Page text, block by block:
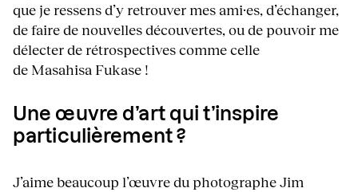
que je ressens d’y retrouver mes ami·es, d’échanger,
de faire de nouvelles découvertes, ou de pouvoir me
délecter de rétrospectives comme celle
de Masahisa Fukase !
Une œuvre d’art qui t’inspire
particulièrement ?
J’aime beaucoup l’œuvre du photographe Jim